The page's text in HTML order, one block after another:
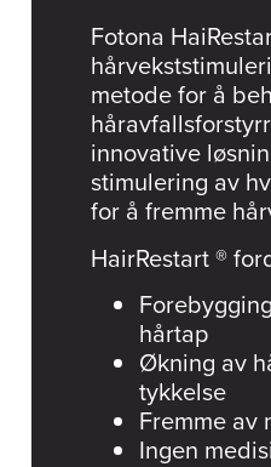
Fotona
metode for å
innovative
stimulering av
for å fremme
HairRestart ®
hårtap
Økning av
tykkelse
Fremme av
Ingen